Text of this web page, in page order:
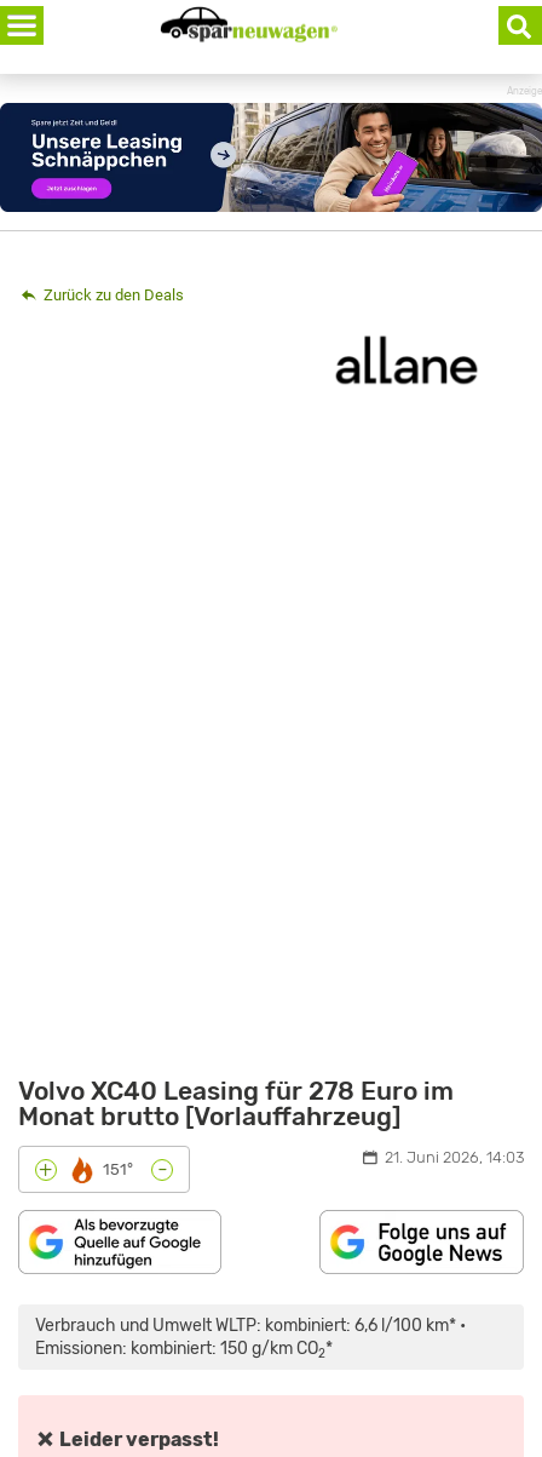
Skip
to
content
Anzeige
Zurück zu den Deals
Volvo XC40 Leasing für 278 Euro im
Monat brutto [Vorlauffahrzeug]
+ 151° - 21. Juni 2026, 14:03
Verbrauch und Umwelt WLTP: kombiniert: 6,6 l/100 km* •
Emissionen: kombiniert: 150 g/km CO2*
❌ Leider verpasst!
RECHARGE:
WAS
KANN
TEST/REVIEW